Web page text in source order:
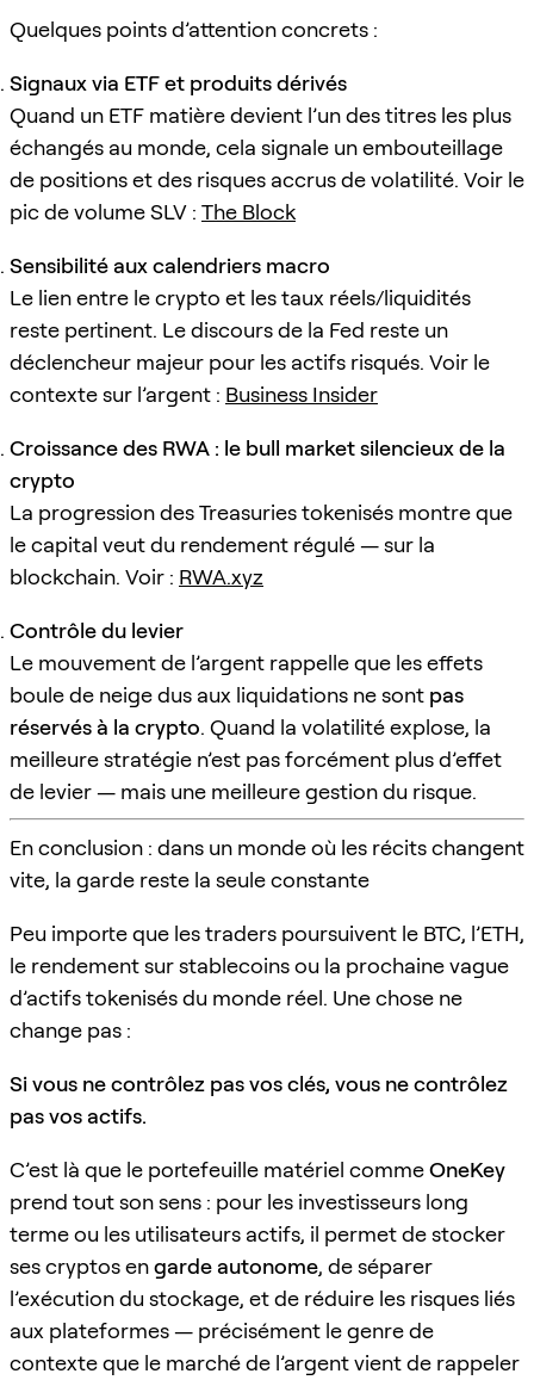
Quelques points d’attention concrets :
Signaux via ETF et produits dérivés
Quand un ETF matière devient l’un des titres les plus
échangés au monde, cela signale un embouteillage
de positions et des risques accrus de volatilité. Voir le
pic de volume SLV : The Block
Sensibilité aux calendriers macro
Le lien entre le crypto et les taux réels/liquidités
reste pertinent. Le discours de la Fed reste un
déclencheur majeur pour les actifs risqués. Voir le
contexte sur l’argent : Business Insider
Croissance des RWA : le bull market silencieux de la
crypto
La progression des Treasuries tokenisés montre que
le capital veut du rendement régulé — sur la
blockchain. Voir : RWA.xyz
Contrôle du levier
Le mouvement de l’argent rappelle que les effets
boule de neige dus aux liquidations ne sont pas
réservés à la crypto. Quand la volatilité explose, la
meilleure stratégie n’est pas forcément plus d’effet
de levier — mais une meilleure gestion du risque.
En conclusion : dans un monde où les récits changent
vite, la garde reste la seule constante
Peu importe que les traders poursuivent le BTC, l’ETH,
le rendement sur stablecoins ou la prochaine vague
d’actifs tokenisés du monde réel. Une chose ne
change pas :
Si vous ne contrôlez pas vos clés, vous ne contrôlez
pas vos actifs.
C’est là que le portefeuille matériel commeOneKey
prend tout son sens : pour les investisseurs long
terme ou les utilisateurs actifs, il permet de stocker
ses cryptos engarde autonome, de séparer
l’exécution du stockage, et de réduire les risques liés
aux plateformes — précisément le genre de
contexte que le marché de l’argent vient de rappeler